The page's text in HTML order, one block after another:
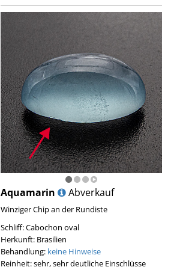
Aquamarin Abverkauf
Winziger Chip an der Rundiste
Schliff: Cabochon oval
Herkunft: Brasilien
Behandlung: keine Hinweise
Reinheit: sehr, sehr deutliche Einschlüsse